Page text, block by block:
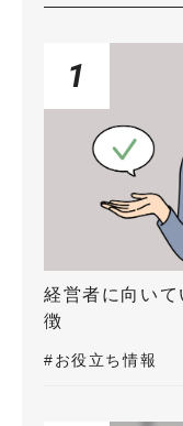
1
経営者に向い
徴
#お役立ち情報